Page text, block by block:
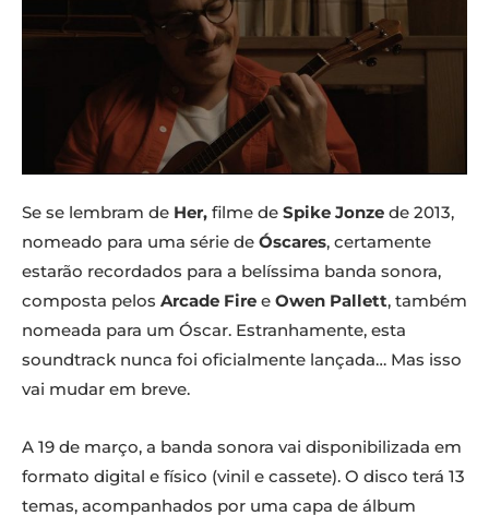
Se se lembram de Her, filme de Spike Jonze de 2013,
nomeado para uma série de Óscares, certamente
estarão recordados para a belíssima banda sonora,
composta pelos Arcade Fire e Owen Pallett, também
nomeada para um Óscar. Estranhamente, esta
soundtrack nunca foi oficialmente lançada… Mas isso
vai mudar em breve.
A 19 de março, a banda sonora vai disponibilizada em
formato digital e físico (vinil e cassete). O disco terá 13
temas, acompanhados por uma capa de álbum